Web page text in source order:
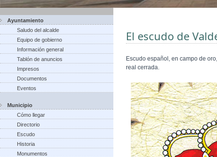
Ayuntamiento
Saludo del alcalde
Equipo de gobierno
Información general
Tablón de anuncios
Impresos
Documentos
Eventos
Municipio
Cómo llegar
Directorio
Escudo
Historia
Monumentos
El escudo de
Escudo español, en campo de
real cerrada.